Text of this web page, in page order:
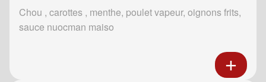
Chou , carottes , menthe, poulet vapeur, oignons frits,
sauce nuocman maiso